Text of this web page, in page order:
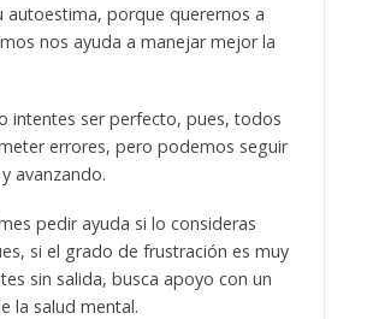
autoestima, porque querernos a
nos ayuda a manejar mejor la
intentes ser perfecto, pues, todos
errores, pero podemos seguir
avanzando.
pedir ayuda si lo consideras
si el grado de frustración es muy
sin salida, busca apoyo con un
la salud mental.